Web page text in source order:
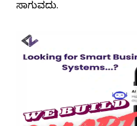
ಸಾಗುವದು.